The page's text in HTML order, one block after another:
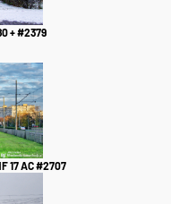
+ #2379
17 AC #2707